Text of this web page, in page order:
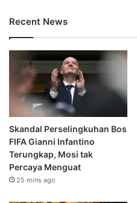
Recent News
Skandal Perselingkuhan Bos
FIFA Gianni Infantino
Terungkap, Mosi tak
Percaya Menguat
25 mins ago